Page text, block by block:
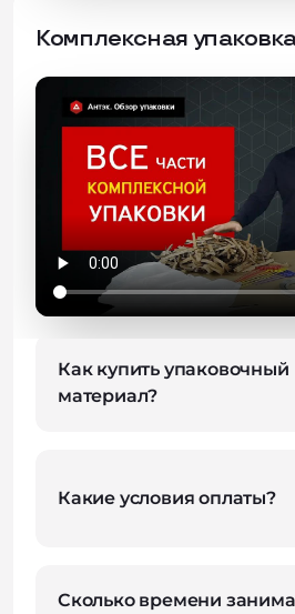
Комплексная
Частые вопросы
Как купить упаковочный
материал?
Какие условия оплаты?
Сколько времени